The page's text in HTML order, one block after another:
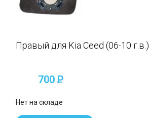
Правый для Kia Ceed (06-10 г.в.)
700P
Нет на складе